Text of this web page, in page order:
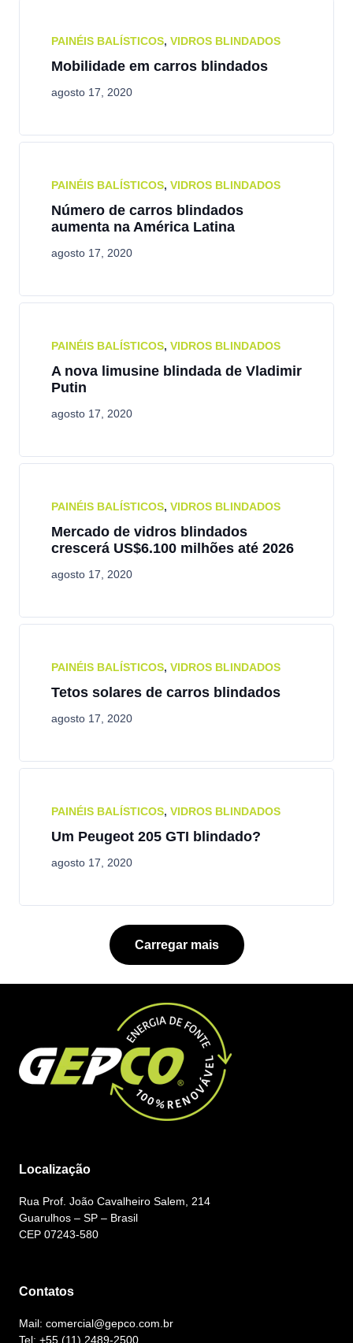
PAINÉIS BALÍSTICOS, VIDROS BLINDADOS
Mobilidade em carros blindados
agosto 17, 2020
PAINÉIS BALÍSTICOS, VIDROS BLINDADOS
Número de carros blindados
aumenta na América Latina
agosto 17, 2020
PAINÉIS BALÍSTICOS, VIDROS BLINDADOS
A nova limusine blindada de Vladimir
Putin
agosto 17, 2020
PAINÉIS BALÍSTICOS, VIDROS BLINDADOS
Mercado de vidros blindados
crescerá US$6.100 milhões até 2026
agosto 17, 2020
PAINÉIS BALÍSTICOS, VIDROS BLINDADOS
Tetos solares de carros blindados
agosto 17, 2020
PAINÉIS BALÍSTICOS, VIDROS BLINDADOS
Um Peugeot 205 GTI blindado?
agosto 17, 2020
Carregar mais
Localização
Rua Prof. João Cavalheiro Salem, 214
Guarulhos – SP – Brasil
CEP 07243-580
Contatos
Mail: comercial@gepco.com.br
Tel: +55 (11) 2489-2500